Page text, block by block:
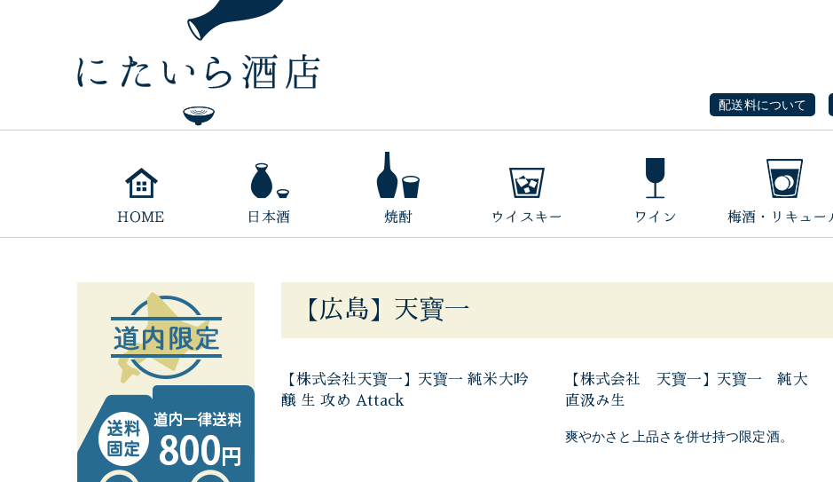
配送料について
【広島】天寶一
【株式会社天寶一】天寶一 純米大吟
醸 生 攻め Attack
【株式会社 天寶一】天寶一 純大
直汲み生
爽やかさと上品さを併せ持つ限定酒。